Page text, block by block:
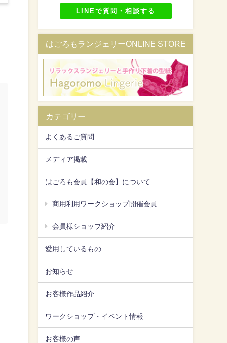
LINEで質問・相談する
はごろもランジェリーONLINE STORE
カテゴリー
よくあるご質問
メディア掲載
はごろも会員【和の会】について
商用利用ワークショップ開催会員
会員様ショップ紹介
愛用しているもの
お知らせ
お客様作品紹介
ワークショップ・イベント情報
お客様の声